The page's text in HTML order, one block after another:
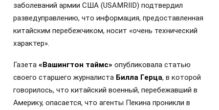
заболеваний армии США (USAMRIID) подтвердил
разведуправлению, что информация, предоставленная
китайским перебежчиком, носит «очень технический
характер».
Газета «Вашингтон таймс» опубликовала статью
своего старшего журналиста Билла Герца, в которой
говорилось, что китайский военный, перебежавший в
Америку, опасается, что агенты Пекина проникли в